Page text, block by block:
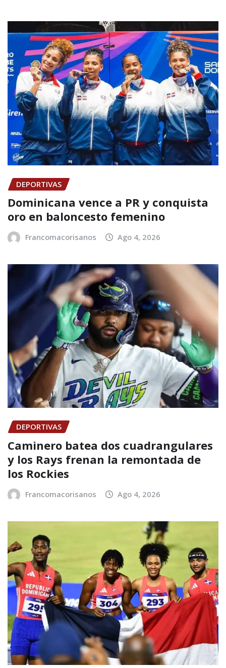
DEPORTIVAS
Dominicana vence a PR y conquista
oro en baloncesto femenino
Francomacorisanos Ago 4, 2026
DEPORTIVAS
Caminero batea dos cuadrangulares
y los Rays frenan la remontada de
los Rockies
Francomacorisanos Ago 4, 2026